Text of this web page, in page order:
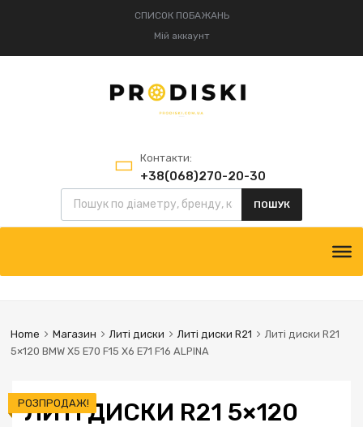
СПИСОК ПОБАЖАНЬ
Мій аккаунт
Контакти:
+38(068)270-20-30
+38(095)834-52-75
ПОШУК
Home Магазин Литі диски Литі диски R21
Литі диски R21
5×120 BMW X5 E70 F15 X6 E71 F16 ALPINA
ЛИТІ ДИСКИ R21 5×120
РОЗПРОДАЖ!